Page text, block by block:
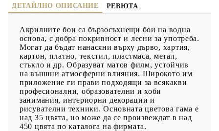
ДЕТАЙЛНО ОПИСАНИЕ РЕВЮТА
Акрилните бои са бързосъхнещи бои на водна
основа, с добра покривност и лесни за употреба.
Могат да бъдат нанасяни върху дърво, хартия,
картон, платно, текстил, пластмаса, метал,
стъкло и др. Образуват матов филм, устойчив
на външни атмосферни влияния. Широкото им
приложение ги прави подходящи за всякакви
професионални, образователни и хоби
занимания, интериорни декорации и
рисувателни техники. Основната цветова гама е
над 35 цвята, но може да се произвеждат в над
450 цвята по каталога на фирмата.